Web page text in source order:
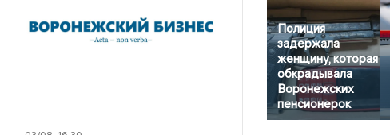
Полиция
задержала
женщину, которая
обкрадывала
Воронежских
пенсионерок